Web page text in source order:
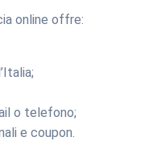
online offre:
o telefono;
e coupon.